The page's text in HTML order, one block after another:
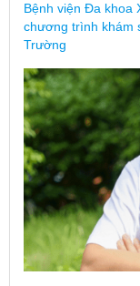
Bệnh viện Đa khoa
chương trình khám
Trường